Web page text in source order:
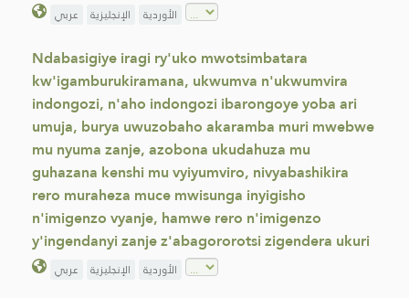
عربي الإنجليزية الأوردية
Ndabasigiye iragi ry'uko mwotsimbatara
kw'igamburukiramana, ukwumva n'ukwumvira
indongozi, n'aho indongozi ibarongoye yoba ari
umuja, burya uwuzobaho akaramba muri mwebwe
mu nyuma zanje, azobona ukudahuza mu
guhazana kenshi mu vyiyumviro, nivyabashikira
rero muraheza muce mwisunga inyigisho
n'imigenzo vyanje, hamwe rero n'imigenzo
y'ingendanyi zanje z'abagororotsi zigendera ukuri
عربي الإنجليزية الأوردية